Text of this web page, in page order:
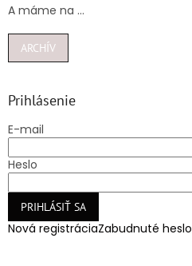
A máme na ...
ARCHÍV
Prihlásenie
E-mail
Heslo
PRIHLÁSIŤ SA
Nová registráciaZabudnuté heslo